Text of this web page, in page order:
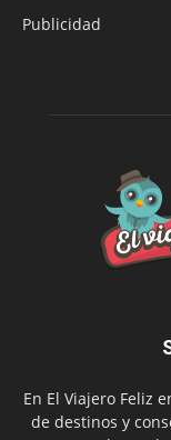
Publicidad
En El Viajero Feliz
de destinos y